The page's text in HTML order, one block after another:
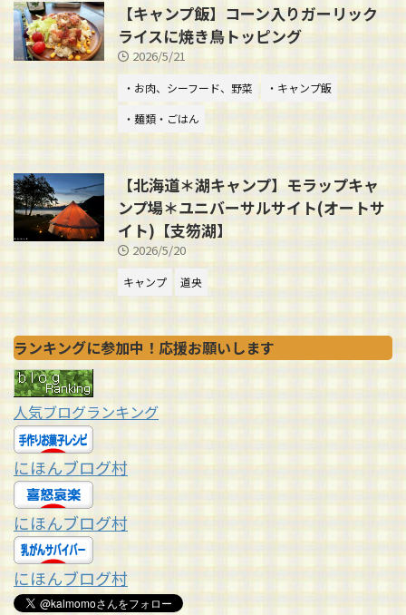
【キャンプ飯】コーン入りガーリック
ライスに焼き鳥トッピング
2026/5/21
・お肉、シーフード、野菜
・キャンプ飯
・麺類・ごはん
【北海道＊湖キャンプ】モラップキャ
ンプ場＊ユニバーサルサイト(オートサ
イト)【支笏湖】
2026/5/20
キャンプ 道央
ランキングに参加中！応援お願いします
人気ブログランキング
にほんブログ村
にほんブログ村
にほんブログ村